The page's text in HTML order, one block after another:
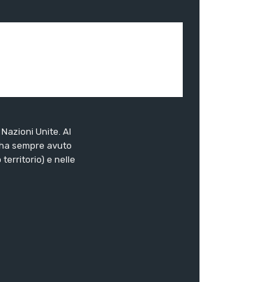
Unite. Al
sempre avuto
territorio) e nelle